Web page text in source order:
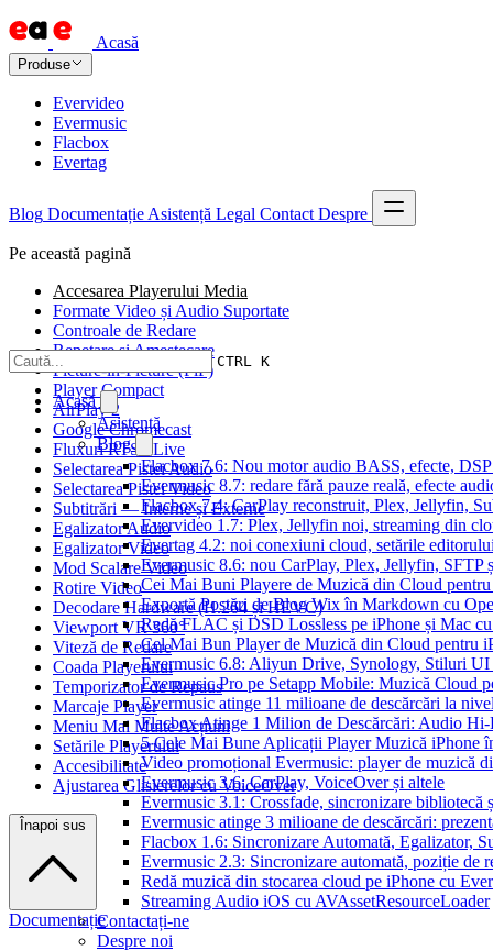
Acasă
Produse
Evervideo
Evermusic
Flacbox
Evertag
Blog Documentație Asistență Legal Contact Despre
CTRL K
Acasă
Asistență
Blog
Flacbox 7.6: Nou motor audio BASS, efecte,
Evermusic 8.7: redare fără pauze reală, efecte
Flacbox 7.4: CarPlay reconstruit, Plex, Jellyfin,
Evervideo 1.7: Plex, Jellyfin noi, streaming din
Evertag 4.2: noi conexiuni cloud, setările
Evermusic 8.6: nou CarPlay, Plex, Jellyfin, SFTP
Cei Mai Buni Playere de Muzică din Cloud
Exportă Postări de Blog Wix în Markdown cu
Redă FLAC și DSD Lossless pe iPhone și Mac
Cel Mai Bun Player de Muzică din Cloud pentru
Evermusic 6.8: Aliyun Drive, Synology, Stiluri
Evermusic Pro pe Setapp Mobile: Muzică Cloud
Evermusic atinge 11 milioane de descărcări la
Flacbox Atinge 1 Milion de Descărcări: Audio Hi-
5 Cele Mai Bune Aplicații Player Muzică iPhone
Video promoțional Evermusic: player de muzică
Evermusic 3.6: CarPlay, VoiceOver și altele
Evermusic 3.1: Crossfade, sincronizare bibliotecă
Evermusic atinge 3 milioane de descărcări:
Flacbox 1.6: Sincronizare Automată, Egalizator,
Evermusic 2.3: Sincronizare automată, poziție de
Redă muzică din stocarea cloud pe iPhone cu
Streaming Audio iOS cu AVAssetResourceLoader
Contactați-ne
Despre noi
Pe această pagină
Accesarea Playerului Media
Formate Video și Audio Suportate
Controale de Redare
Repetare și Amestecare
Picture-in-Picture (PiP)
Player Compact
AirPlay 2
Google Chromecast
Fluxuri RTSP Live
Selectarea Pistei Audio
Selectarea Pistei Video
Subtitrări — Interne și Externe
Egalizator Audio
Egalizator Video
Mod Scalare Video
Rotire Video
Decodare Hardware (H.264 și HEVC)
Viewport VR 360°
Viteză de Redare
Coada Playerului
Temporizator de Repaus
Marcaje Player
Meniu Mai Multe Acțiuni
Setările Playerului
Accesibilitate
Ajustarea Glisierelor cu VoiceOver
Înapoi sus
Documentație